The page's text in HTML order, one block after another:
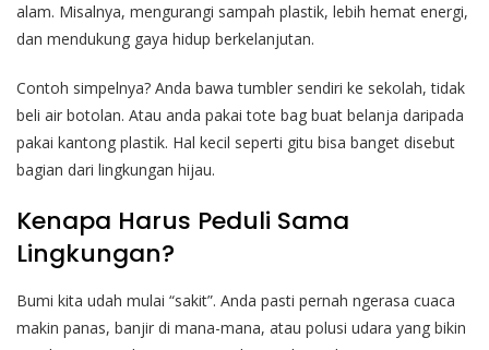
alam. Misalnya, mengurangi sampah plastik, lebih hemat energi,
dan mendukung gaya hidup berkelanjutan.
Contoh simpelnya? Anda bawa tumbler sendiri ke sekolah, tidak
beli air botolan. Atau anda pakai tote bag buat belanja daripada
pakai kantong plastik. Hal kecil seperti gitu bisa banget disebut
bagian dari lingkungan hijau.
Kenapa Harus Peduli Sama
Lingkungan?
Bumi kita udah mulai “sakit”. Anda pasti pernah ngerasa cuaca
makin panas, banjir di mana-mana, atau polusi udara yang bikin